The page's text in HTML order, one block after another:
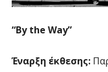
“By the Way”
Έναρξη έκθεσης: